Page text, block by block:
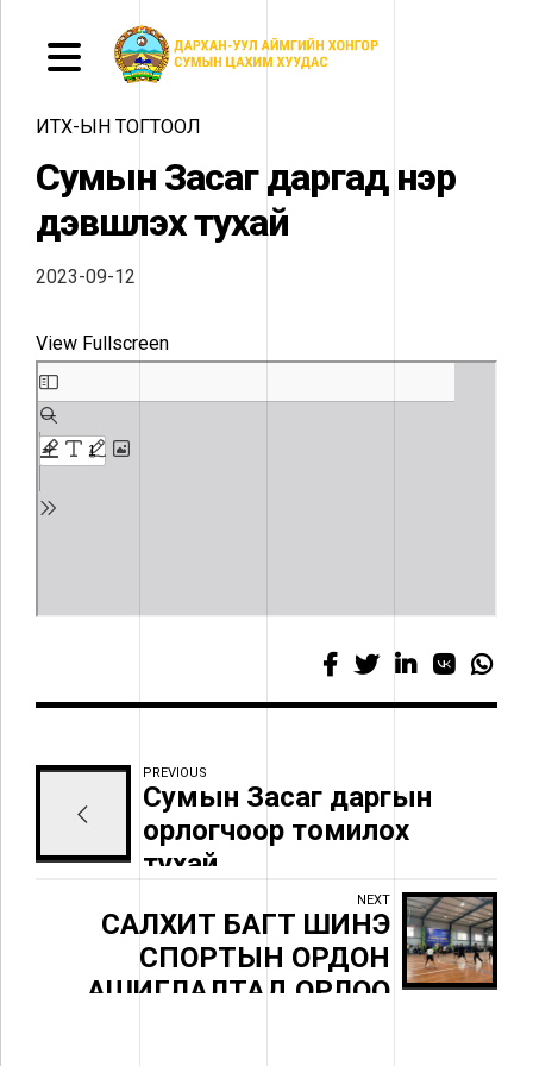
ИТХ-ЫН ТОГТООЛ
Сумын Засаг даргад нэр
дэвшүүлэх тухай
2023-09-12
View Fullscreen
PREVIOUS
Сумын Засаг даргын
орлогчоор томилох
тухай
NEXT
САЛХИТ БАГТ ШИНЭ
СПОРТЫН ОРДОН
АШИГЛАЛТАД ОРЛОО